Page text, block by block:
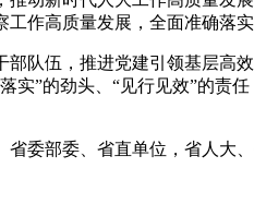
作高质量发展，全面准确落
伍，推进党建引领基层高
”的劲头、“见行见效”的责
部委、省直单位，省人大